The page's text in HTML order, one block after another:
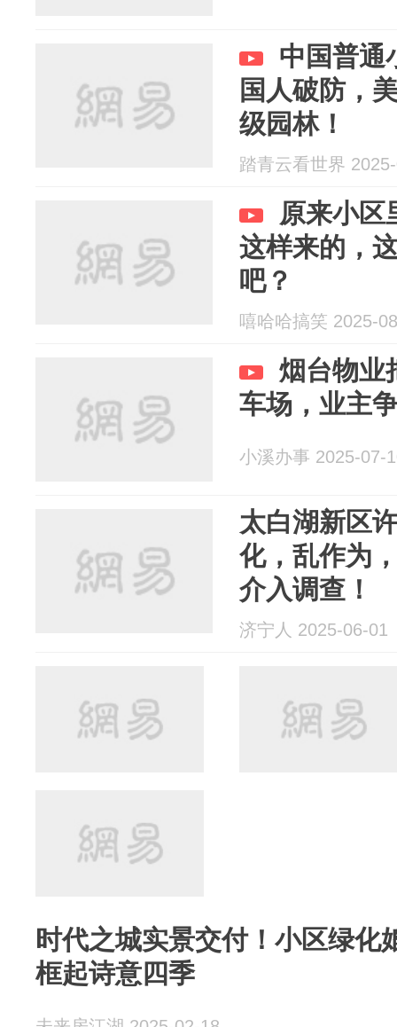
中国普通
国人破防，
级园林！
踏青云看世界
原来小区
这样来的，
吧？
嘻哈哈搞笑 2025-
烟台物业
车场，业主
小溪办事 2025-07-
太白湖新区
化，乱作为
介入调查！
济宁人 2025-06-01
时代之城实景交付！小区绿化
框起诗意四季